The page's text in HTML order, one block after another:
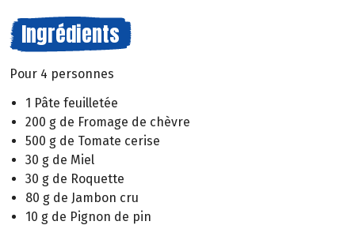
Ingrédients
Pour 4 personnes
1 Pâte feuilletée
200 g de Fromage de chèvre
500 g de Tomate cerise
30 g de Miel
30 g de Roquette
80 g de Jambon cru
10 g de Pignon de pin